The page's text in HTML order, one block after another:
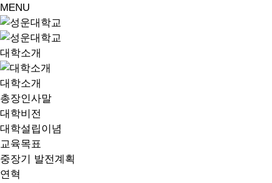
MENU
대학소개
대학소개
총장인사말
대학비전
대학설립이념
교육목표
중장기 발전계획
연혁